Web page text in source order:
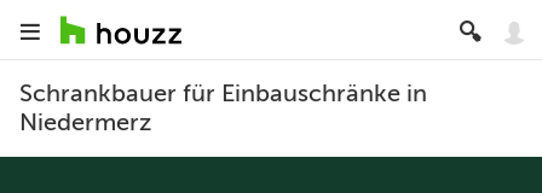
Schrankbauer für Einbauschränke in
Niedermerz